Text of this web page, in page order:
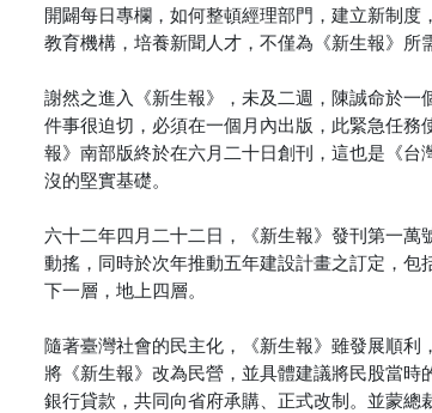
開闢每日專欄，如何整頓經理部門，建立新制
教育機構，培養新聞人才，不僅為《新生報》所
謝然之進入《新生報》，未及二週，陳誠命於
件事很迫切，必須在一個月內出版，此緊急任
報》南部版終於在六月二十日創刊，這也是《
沒的堅實基礎。
六十二年四月二十二日，《新生報》發刊第一
動搖，同時於次年推動五年建設計畫之訂定，
下一層，地上四層。
隨著臺灣社會的民主化，《新生報》雖發展順
將《新生報》改為民營，並具體建議將民股當
銀行貸款，共同向省府承購、正式改制。並蒙總